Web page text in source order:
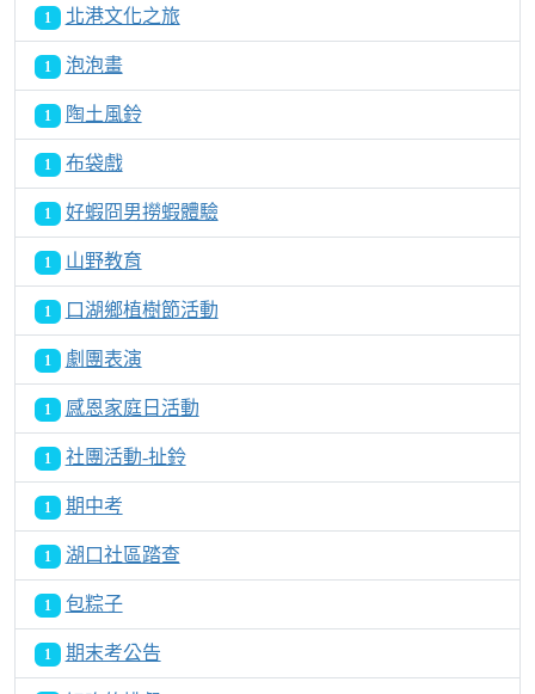
1 北港文化之旅
1 泡泡畫
1 陶土風鈴
1 布袋戲
1 好蝦冏男撈蝦體驗
1 山野教育
1 口湖鄉植樹節活動
1 劇團表演
1 感恩家庭日活動
1 社團活動-扯鈴
1 期中考
1 湖口社區踏查
1 包粽子
1 期末考公告